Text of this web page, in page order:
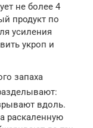
не более 4
продукт по
усиления
укроп и
запаха
вдоль.
раскаленную